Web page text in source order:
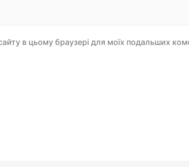
в цьому браузері для моїх подальших